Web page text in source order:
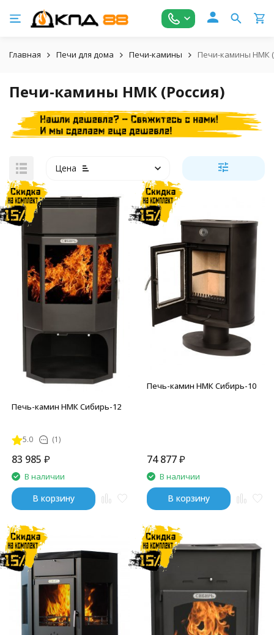
Главная Печи для дома Печи-камины Печи-камины НМК
Печи-камины НМК (Россия)
Цена
Печь-камин НМК Сибирь-12
5.0 (1)
83 985 ₽
В наличии
В корзину
Печь-камин НМК Сибирь-10
74 877₽
В наличии
В корзину